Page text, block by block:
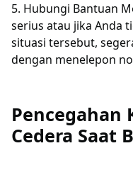
5. Hubungi Bantuan
serius atau jika Anda
situasi tersebut,
dengan menelepon
Pencegahan
Cedera Saat